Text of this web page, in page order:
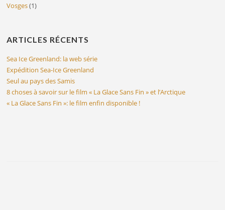
Vosges(1)
ARTICLES RÉCENTS
Sea Ice Greenland: la web série
Expédition Sea-Ice Greenland
Seul au pays des Samis
8 choses à savoir sur le film « La Glace Sans Fin » et l’Arctique
« La Glace Sans Fin »: le film enfin disponible !